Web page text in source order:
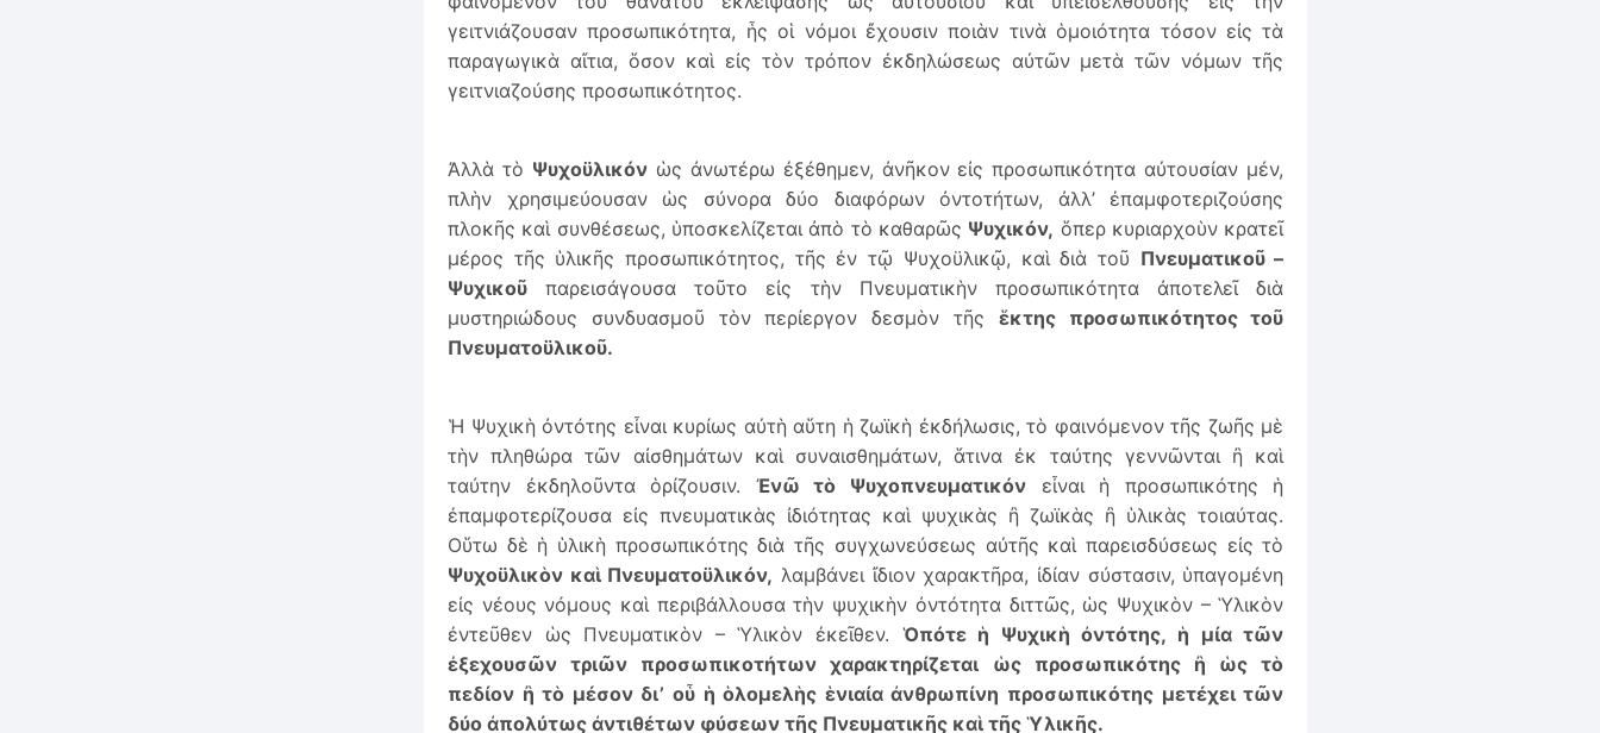
γειτνιάζουσαν προσωπικότητα, ἧς οἱ νόμοι ἔχουσιν ποιὰν τινὰ ὁμοιότητα τόσον εἰς τὰ
παραγωγικὰ αἴτια, ὅσον καὶ εἰς τὸν τρόπον ἐκδηλώσεως αὐτῶν μετὰ τῶν νόμων τῆς
γειτνιαζούσης προσωπικότητος.
Ἀλλὰ τὸ Ψυχοϋλικόνὡς ἀνωτέρω ἐξέθημεν, ἀνῆκον εἰς προσωπικότητα αὐτουσίαν μέν,
πλὴν χρησιμεύουσαν ὡς σύνορα δύο διαφόρων ὀντοτήτων, ἀλλ’ ἐπαμφοτεριζούσης
πλοκῆς καὶ συνθέσεως, ὑποσκελίζεται ἀπὸ τὸ καθαρῶς Ψυχικόν, ὅπερ κυριαρχοὺν κρατεῖ
μέρος τῆς ὑλικῆς προσωπικότητος, τῆς ἐν τῷ Ψυχοϋλικῷ, καὶ διὰ τοῦ Πνευματικοῦ –
Ψυχικοῦπαρεισάγουσα τοῦτο εἰς τὴν Πνευματικὴν προσωπικότητα ἀποτελεῖ διὰ
μυστηριώδους συνδυασμοῦ τὸν περίεργον δεσμὸν τῆς ἕκτης προσωπικότητος τοῦ
Πνευματοϋλικοῦ.
Ἡ Ψυχικὴ ὀντότης εἶναι κυρίως αὐτὴ αὕτη ἡ ζωϊκὴ ἐκδήλωσις, τὸ φαινόμενον τῆς ζωῆς μὲ
τὴν πληθώρα τῶν αἰσθημάτων καὶ συναισθημάτων, ἅτινα ἐκ ταύτης γεννῶνται ἢ καὶ
ταύτην ἐκδηλοῦντα ὁρίζουσιν. Ἐνῶ τὸ Ψυχοπνευματικόνεἶναι ἡ προσωπικότης ἡ
ἐπαμφοτερίζουσα εἰς πνευματικὰς ἰδιότητας καὶ ψυχικὰς ἢ ζωϊκὰς ἢ ὑλικὰς τοιαύτας.
Οὕτω δὲ ἡ ­ὑλικὴ προσωπικότης διὰ τῆς συγχωνεύσεως αὐτῆς καὶ παρεισδύσεως εἰς τὸ
Ψυχο­ϋλικὸν καὶ Πνευματοϋλικόν, λαμβάνει ἴδιον χαρακτῆρα, ἰδίαν σύστασιν, ὑπαγομένη
εἰς νέους νόμους καὶ περιβάλλουσα τὴν ψυχικὴν ὀντότητα διττῶς, ὡς Ψυχικὸν – Ὑλικὸν
ἐντεῦθεν ὡς Πνευματικὸν – Ὑλικὸν ἐκεῖθεν. Ὁπότε ἡ Ψυχικὴ ὀντότης, ἡ μία τῶν
ἐξεχουσῶν τριῶν προσωπικοτήτων χαρακτηρίζεται ὡς προσωπικότης ἢ ὡς τὸ
πεδίον ἢ τὸ μέσον δι’ οὗ ἡ ὁλομελὴς ἑνιαία ἀνθρωπίνη προσωπικότης μετέχει τῶν
δύο ἀπολύτως ἀντιθέτων φύσεων τῆς Πνευματικῆς καὶ τῆς Ὑλικῆς.